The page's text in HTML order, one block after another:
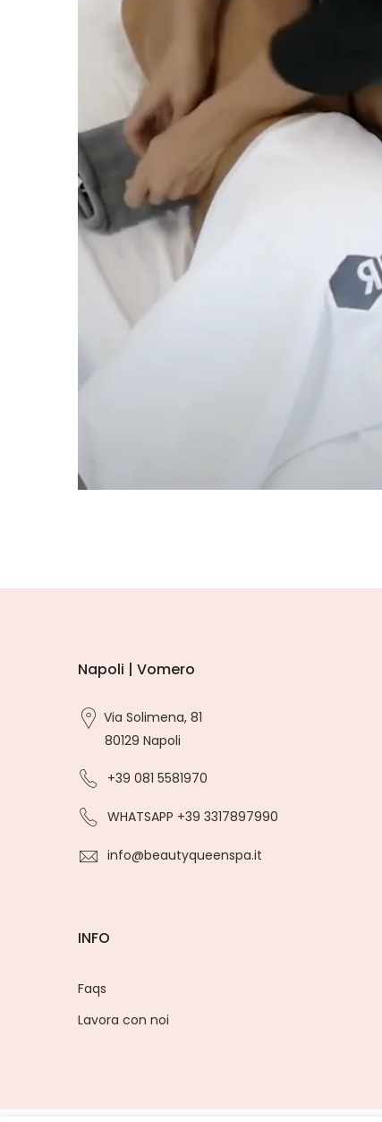
Napoli | Vomero
Via Solimena, 81
80129 Napoli
+39 081 5581970
WHATSAPP +39 3317897990
info@beautyqueenspa.it
INFO
Faqs
Lavora con noi